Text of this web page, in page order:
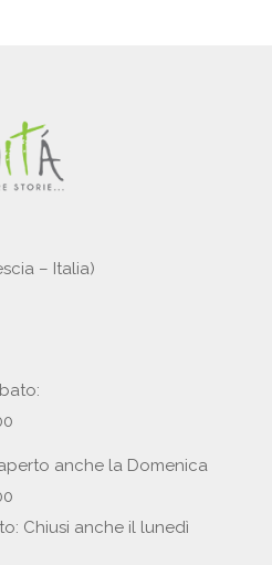
– Italia)
anche la Domenica
Chiusi anche il lunedì